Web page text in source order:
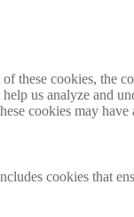
cookies, the
us analyze and
cookies may
cookies that